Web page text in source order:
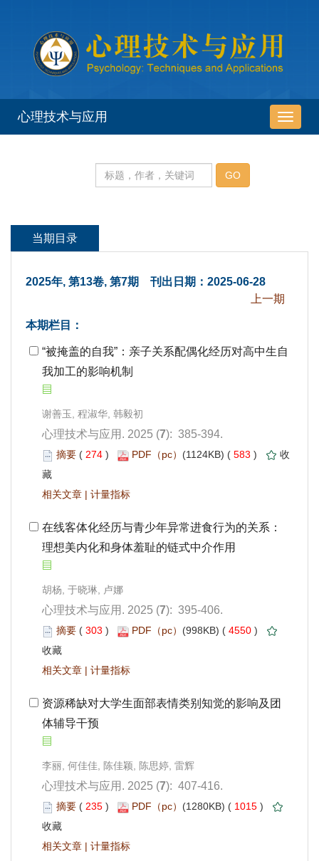
2025年, 第13卷, 第7期 刊出日期：2025-06-28
我加工的影响机制
): 385-394.
274 ) 583 )
|
理想美内化和身体羞耻的链式中介作用
): 395-406.
303 ) 4550 )
|
体辅导干预
): 407-416.
235 ) 1015 )
|